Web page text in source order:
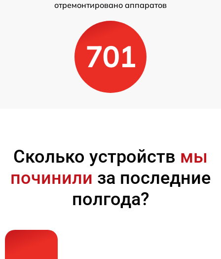
отремонтировано аппаратов
701
Сколько устройств мы
починили за последние
полгода?